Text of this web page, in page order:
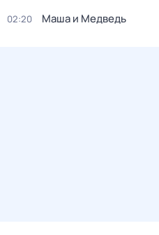
02:20 Маша и Медведь